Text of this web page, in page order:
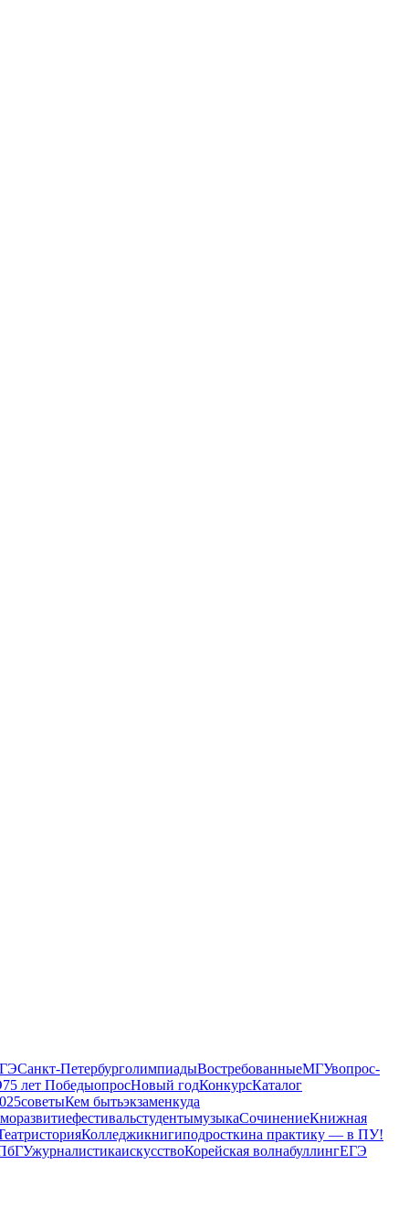
Санкт-ПетербурголимпиадыВостребованныеМГУвопрос-
75 лет ПобедыопросНовый годКонкурсКаталог
советыКем бытьэкзаменкуда
фестивальстудентымузыкаСочинениеКнижная
историяКолледжикнигиподросткина практику — в ПУ!
журналистикаискусствоКорейская волнабуллингЕГЭ